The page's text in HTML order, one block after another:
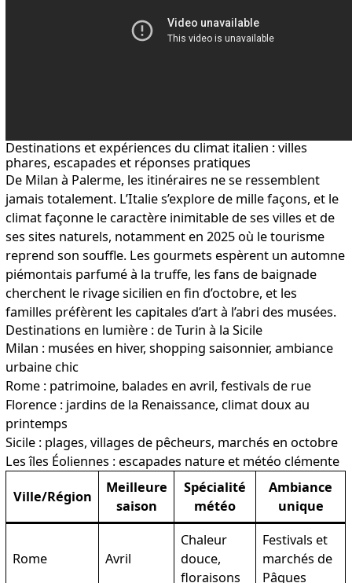
Destinations et expériences du climat italien : villes
phares, escapades et réponses pratiques
De Milan à Palerme, les itinéraires ne se ressemblent
jamais totalement. L’Italie s’explore de mille façons, et le
climat façonne le caractère inimitable de ses villes et de
ses sites naturels, notamment en 2025 où le tourisme
reprend son souffle. Les gourmets espèrent un automne
piémontais parfumé à la truffe, les fans de baignade
cherchent le rivage sicilien en fin d’octobre, et les
familles préfèrent les capitales d’art à l’abri des musées.
Destinations en lumière : de Turin à la Sicile
Milan : musées en hiver, shopping saisonnier, ambiance
urbaine chic
Rome : patrimoine, balades en avril, festivals de rue
Florence : jardins de la Renaissance, climat doux au
printemps
Sicile : plages, villages de pêcheurs, marchés en octobre
Les îles Éoliennes : escapades nature et météo clémente
Ville/Région
Meilleure
saison
Spécialité
météo
Ambiance
unique
Rome Avril
Chaleur
douce,
floraisons
Festivals et
marchés de
Pâques